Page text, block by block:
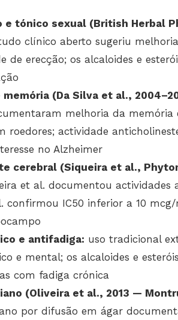
e tónico sexual (British Herbal
clínico aberto sugeriu
de erecção; os alcaloides e
memória (Da Silva et al.,
melhoria da memória
roedores; actividade
no Alzheimer
cerebral (Siqueira et al.,
et al. documentou actividades
confirmou IC50 inferior a 10
e antifadiga: uso tradicional
e mental; os alcaloides e
com fadiga crónica
(Oliveira et al., 2013 —
por difusão em ágar